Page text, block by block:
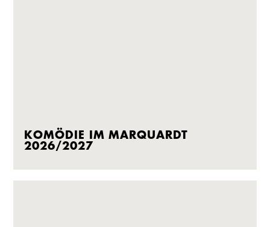
KOMÖDIE IM MARQUARDT
2026/2027